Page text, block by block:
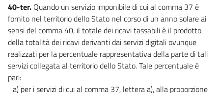
40-ter. Quando un servizio imponibile di cui al comma 37 è
fornito nel territorio dello Stato nel corso di un anno solare ai
sensi del comma 40, il totale dei ricavi tassabili è il prodotto
della totalità dei ricavi derivanti dai servizi digitali ovunque
realizzati per la percentuale rappresentativa della parte di tali
servizi collegata al territorio dello Stato. Tale percentuale è
pari:
a) per i servizi di cui al comma 37, lettera a), alla proporzione